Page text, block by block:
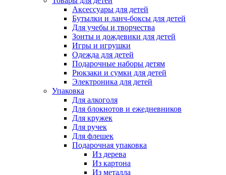
Аксессуары для детей
Бутылки и ланч-боксы для детей
Для учебы и творчества
Зонты и дождевики для детей
Игры и игрушки
Одежда для детей
Подарочные наборы детям
Рюкзаки и сумки для детей
Электроника для детей
Упаковка
Для алкоголя
Для блокнотов и ежедневников
Для кружек
Для ручек
Для флешек
Подарочная упаковка
Из дерева
Из картона
Из металла